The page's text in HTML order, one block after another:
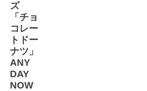
ズ
「チョ
コレー
トドー
ナツ」
ANY
DAY
NOW